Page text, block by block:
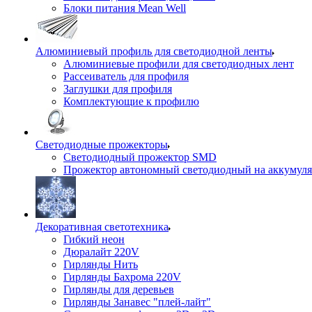
Блоки питания Mean Well
Алюминиевый профиль для светодиодной ленты
Алюминиевые профили для светодиодных лент
Рассеиватель для профиля
Заглушки для профиля
Комплектующие к профилю
Светодиодные прожекторы
Светодиодный прожектор SMD
Прожектор автономный светодиодный на
Декоративная светотехника
Гибкий неон
Дюралайт 220V
Гирлянды Нить
Гирлянды Бахрома 220V
Гирлянды для деревьев
Гирлянды Занавес "плей-лайт"